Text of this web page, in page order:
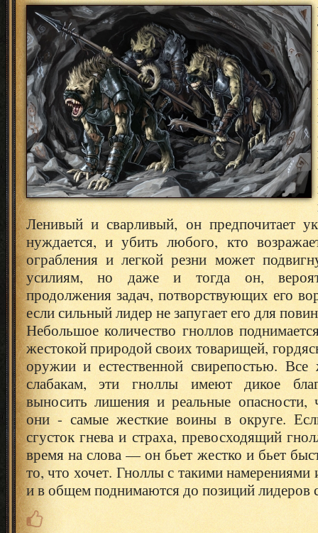
Ленивый и сварливый, он предпочитает
нуждается, и убить любого, кто
ограбления и легкой резни может
усилиям, но даже и тогда он,
продолжения задач, потворствующих его
если сильный лидер не запугает его для
Небольшое количество гноллов
жестокой природой своих товарищей,
оружии и естественной свирепостью.
слабакам, эти гноллы имеют дикое
выносить лишения и реальные опасности,
они - самые жесткие воины в округе.
сгусток гнева и страха, превосходящий
время на слова — он бьет жестко и бьет
то, что хочет. Гноллы с такими
и в общем поднимаются до позиций лидеров